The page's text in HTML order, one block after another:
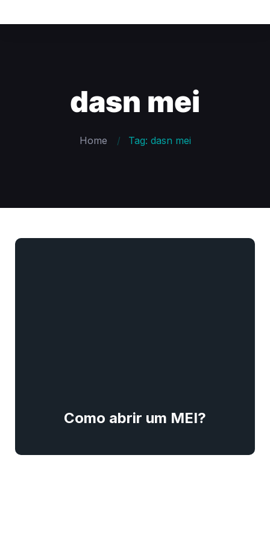
dasn mei
Home Tag: dasn mei
Como abrir um MEI?